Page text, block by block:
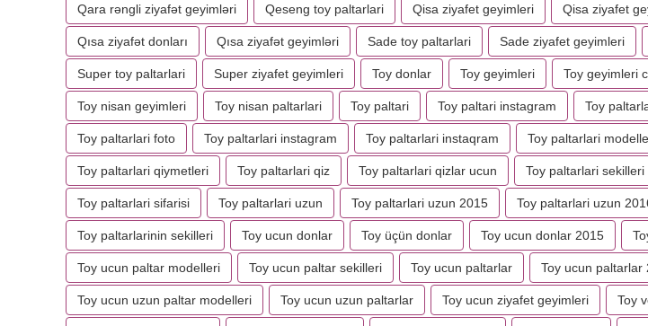
Qara rəngli ziyafət geyimləri Qeseng toy paltarlari Qisa ziyafet geyimleri Qisa ziyafet
Qısa ziyafət donları Qısa ziyafət geyimləri Sade toy paltarlari Sade ziyafet geyimleri
Super toy paltarlari Super ziyafet geyimleri Toy donlar Toy geyimleri Toy geyimleri
Toy nisan geyimleri Toy nisan paltarlari Toy paltari Toy paltari instagram Toy
Toy paltarlari foto Toy paltarlari instagram Toy paltarlari instaqram Toy paltarlari
Toy paltarlari qiymetleri Toy paltarlari qiz Toy paltarlari qizlar ucun Toy paltarlari sekilleri
Toy paltarlari sifarisi Toy paltarlari uzun Toy paltarlari uzun 2015 Toy paltarlari uzun
Toy paltarlarinin sekilleri Toy ucun donlar Toy üçün donlar Toy ucun donlar 2015
Toy ucun paltar modelleri Toy ucun paltar sekilleri Toy ucun paltarlar Toy ucun paltarlar
Toy ucun uzun paltar modelleri Toy ucun uzun paltarlar Toy ucun ziyafet geyimleri Toy